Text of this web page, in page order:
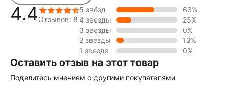
4.4Отзывов: 8
5 звёзд
63%
4 звезды
25%
3 звезды
0%
2 звезды
13%
1 звезда
0%
Оставить отзыв на этот товар
Поделитесь мнением с другими покупателями